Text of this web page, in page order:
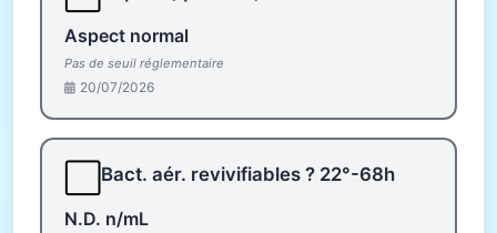
Aspect normal
Pas de seuil réglementaire
20/07/2026
Bact. aér. revivifiables ? 22°-68h
N.D. n/mL